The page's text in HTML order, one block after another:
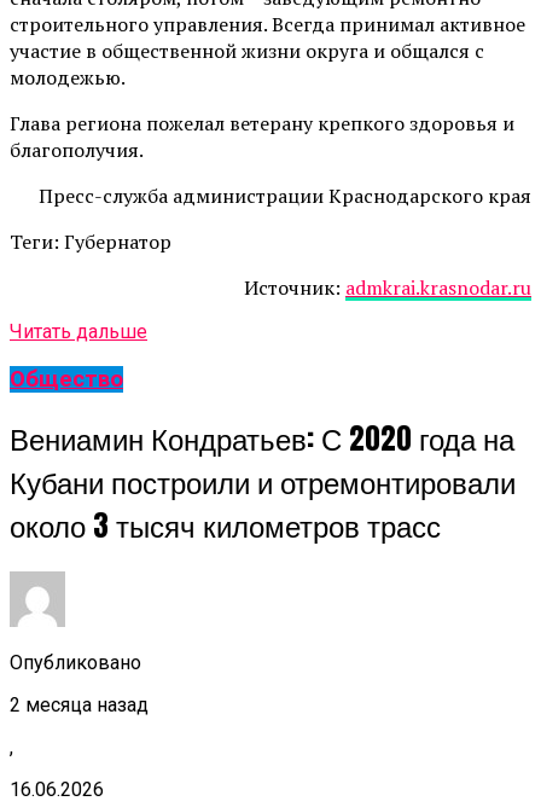
строительного управления. Всегда принимал активное
участие в общественной жизни округа и общался с
молодежью.
Глава региона пожелал ветерану крепкого здоровья и
благополучия.
Пресс-служба администрации Краснодарского края
Теги: Губернатор
Источник: admkrai.krasnodar.ru
Читать дальше
Общество
Вениамин Кондратьев: С 2020 года на
Кубани построили и отремонтировали
около 3 тысяч километров трасс
Опубликовано
2 месяца назад
,
16.06.2026